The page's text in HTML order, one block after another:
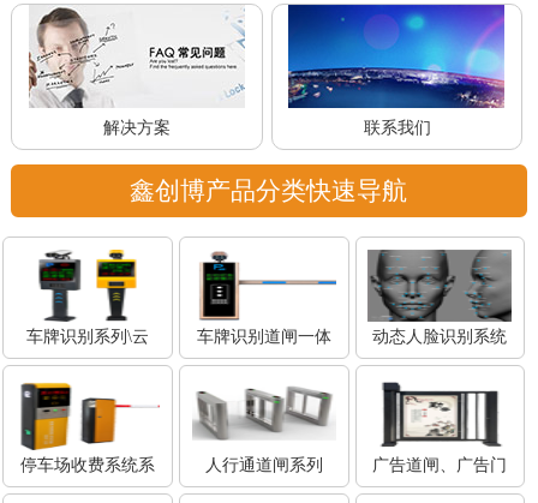
解决方案 联系我们
鑫创博产品分类快速导航
车牌识别系列\云 车牌识别道闸一体 动态人脸识别系统
停车场收费系统系 人行通道闸系列 广告道闸、广告门